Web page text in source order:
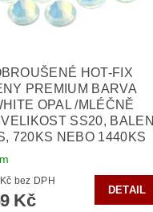
HOT-FIX
PREMIUM BARVA
OPAL /MLÉČNĚ
SS20, BALENÍ
720KS NEBO 1440KS
od 140 Kč bez DPH
Kč
DETAIL